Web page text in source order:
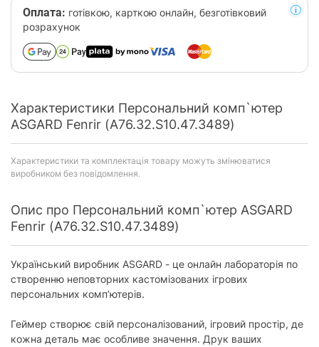
Оплата: готівкою, карткою онлайн, безготівковий
розрахунок
Характеристики Персональний комп`ютер
ASGARD Fenrir (A76.32.S10.47.3489)
Характеристики та комплектація товару можуть змінюватися
виробником без повідомлення.
Опис про Персональний комп`ютер ASGARD
Fenrir (A76.32.S10.47.3489)
Український виробник ASGARD - це онлайн лабораторія по
створенню неповторних кастомізованих ігрових
персональних комп’ютерів.
Геймер створює свій персоналізований, ігровий простір, де
кожна деталь має особливе значення. Друк ваших